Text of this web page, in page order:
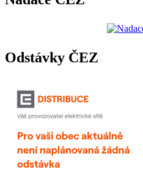
Odstávky ČEZ